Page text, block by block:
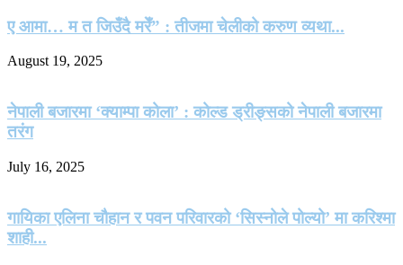
ए आमा… म त जिउँदै मरेँ” : तीजमा चेलीको करुण व्यथा...
August 19, 2025
नेपाली बजारमा ‘क्याम्पा कोला’ : कोल्ड ड्रीङ्सको नेपाली बजारमा
तरंग
July 16, 2025
गायिका एलिना चौहान र पवन परिवारको ‘सिस्नोले पोल्यो’ मा करिश्मा
शाही...